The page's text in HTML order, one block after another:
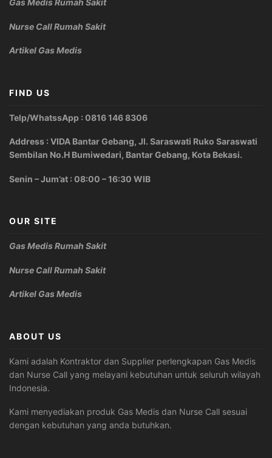
Gas Medis Rumah Sakit
Nurse Call Rumah Sakit
Artikel Gas Medis
FIND US
Telp/WhatssApp : 0816 146 8306
Address : VIDA Bantar Gebang, Jl. Saraswati Ruko Saraswati
Sembilan No.H Bumiwedari, Bantar Gebang, Kota Bekasi.
Senin – Jum’at : 08:00 – 16:30 WIB
OUR SITE
Gas Medis Rumah Sakit
Nurse Call Rumah Sakit
Artikel Gas Medis
ABOUT US
Kami adalah Kontraktor dan Supplier perlengkapan Gas Medis
dan Nurse Call yang melayani kebutuhan untuk seluruh wilayah
Indonesia.
Kami menyediakan produk Gas Medis dan Nurse Call sesuai
dengan kebutuhan yang anda butuhkan.